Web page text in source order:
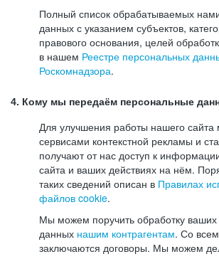
Полный список обрабатываемых
данных с указанием субъектов,
правового основания, целей
в нашем Реестре персональных
Роскомнадзора.
4. Кому мы передаём персональные
Для улучшения работы нашего сайта
сервисами контекстной рекламы и
получают от нас доступ к
сайта и ваших действиях на нём.
таких сведений описан в Правилах
файлов cookie.
Мы можем поручить обработку
данных нашим контрагентам. Со
заключаются договоры. Мы можем